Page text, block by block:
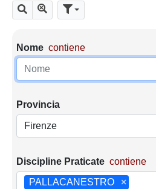
Cerca Mostra tutti i risultati
Parametri di ricerca
Nome contiene
Provincia
Firenze
Discipline Praticate contiene
×
PALLACANESTRO